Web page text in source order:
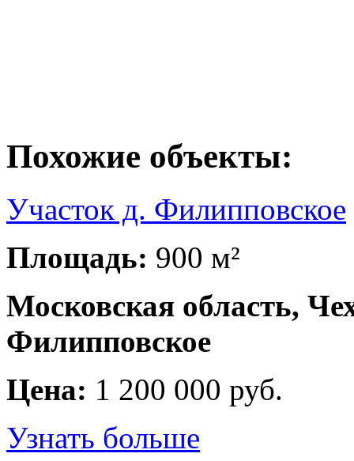
Похожие объекты:
Участок д. Филипповское
Площадь: 900 м²
Московская область,
Филипповское
Цена: 1 200 000 руб.
Узнать больше